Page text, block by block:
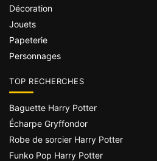
Décoration
Jouets
Papeterie
Personnages
TOP RECHERCHES
Baguette Harry Potter
Écharpe Gryffondor
Robe de sorcier Harry Potter
Funko Pop Harry Potter